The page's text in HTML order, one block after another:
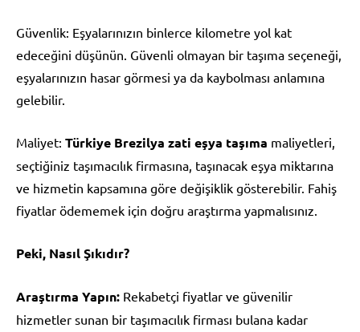
Güvenlik: Eşyalarınızın binlerce kilometre yol kat
edeceğini düşünün. Güvenli olmayan bir taşıma seçeneği,
eşyalarınızın hasar görmesi ya da kaybolması anlamına
gelebilir.
Maliyet: Türkiye Brezilya zati eşya taşıma maliyetleri,
seçtiğiniz taşımacılık firmasına, taşınacak eşya miktarına
ve hizmetin kapsamına göre değişiklik gösterebilir. Fahiş
fiyatlar ödememek için doğru araştırma yapmalısınız.
Peki, Nasıl Şıkıdır?
Araştırma Yapın: Rekabetçi fiyatlar ve güvenilir
hizmetler sunan bir taşımacılık firması bulana kadar